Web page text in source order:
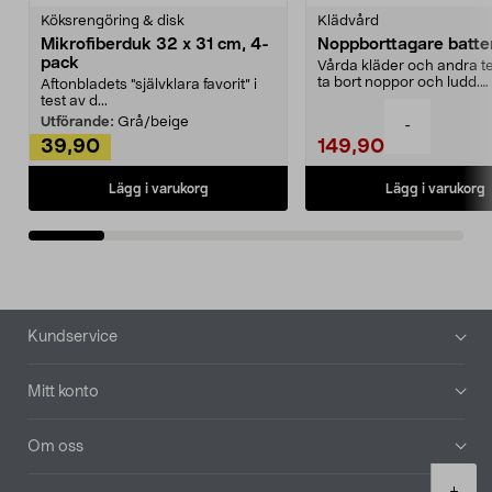
-
Köksrengöring & disk
Mikrofiberduk 32 x 31 cm, 4-
pack
Aftonbladets "självklara favorit” i
test av d...
Utförande: Grå/beige
39,90
Lägg i varukorg
Klädvård
Noppborttagare
Vårda kläder och andra
ta bort noppor och ludd.
149,90
Lägg i varukorg
Sidfot
Kundservice
Mitt konto
Om oss